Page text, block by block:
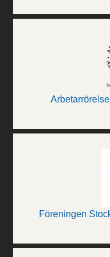
Föreningen